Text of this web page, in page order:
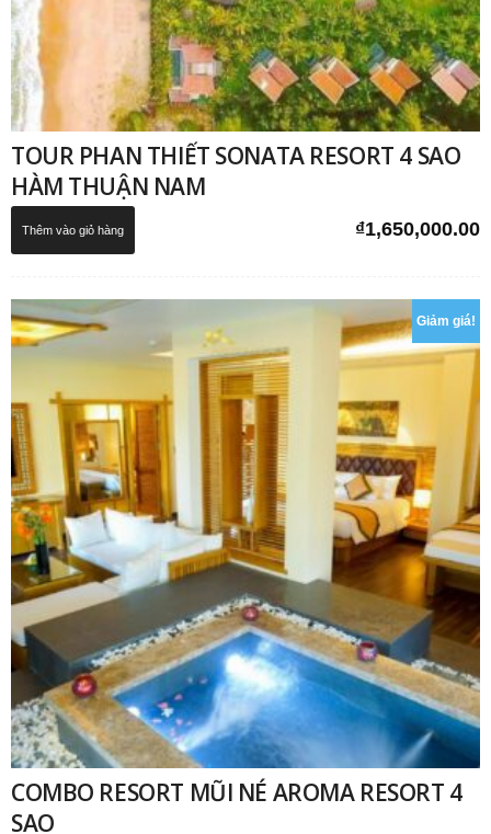
TOUR PHAN THIẾT SONATA RESORT 4 SAO
HÀM THUẬN NAM
₫1,650,000.00
Thêm vào giỏ hàng
Giảm giá!
COMBO RESORT MŨI NÉ AROMA RESORT 4
SAO